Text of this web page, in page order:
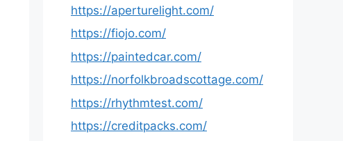
https://aperturelight.com/
https://fiojo.com/
https://paintedcar.com/
https://norfolkbroadscottage.com/
https://rhythmtest.com/
https://creditpacks.com/